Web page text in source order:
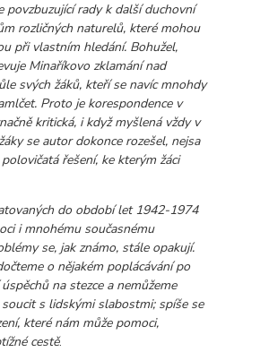
povzbuzující rady k další duchovní
rozličných naturelů, které mohou
při vlastním hledání. Bohužel,
Minaříkovo zklamání nad
svých žáků, kteří se navíc mnohdy
Proto je korespondence v
kritická, i když myšlená vždy v
se autor dokonce rozešel, nejsa
řešení, ke kterým žáci
do období let 1942-1974
i mnohému současnému
se, jak známo, stále opakují.
o nějakém poplácávání po
na stezce a nemůžeme
s lidskými slabostmi; spíše se
které nám může pomoci,
cestě.